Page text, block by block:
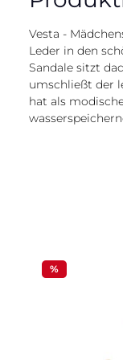
Vesta -
Leder in den
Sandale sitzt
umschließt der
hat als
%